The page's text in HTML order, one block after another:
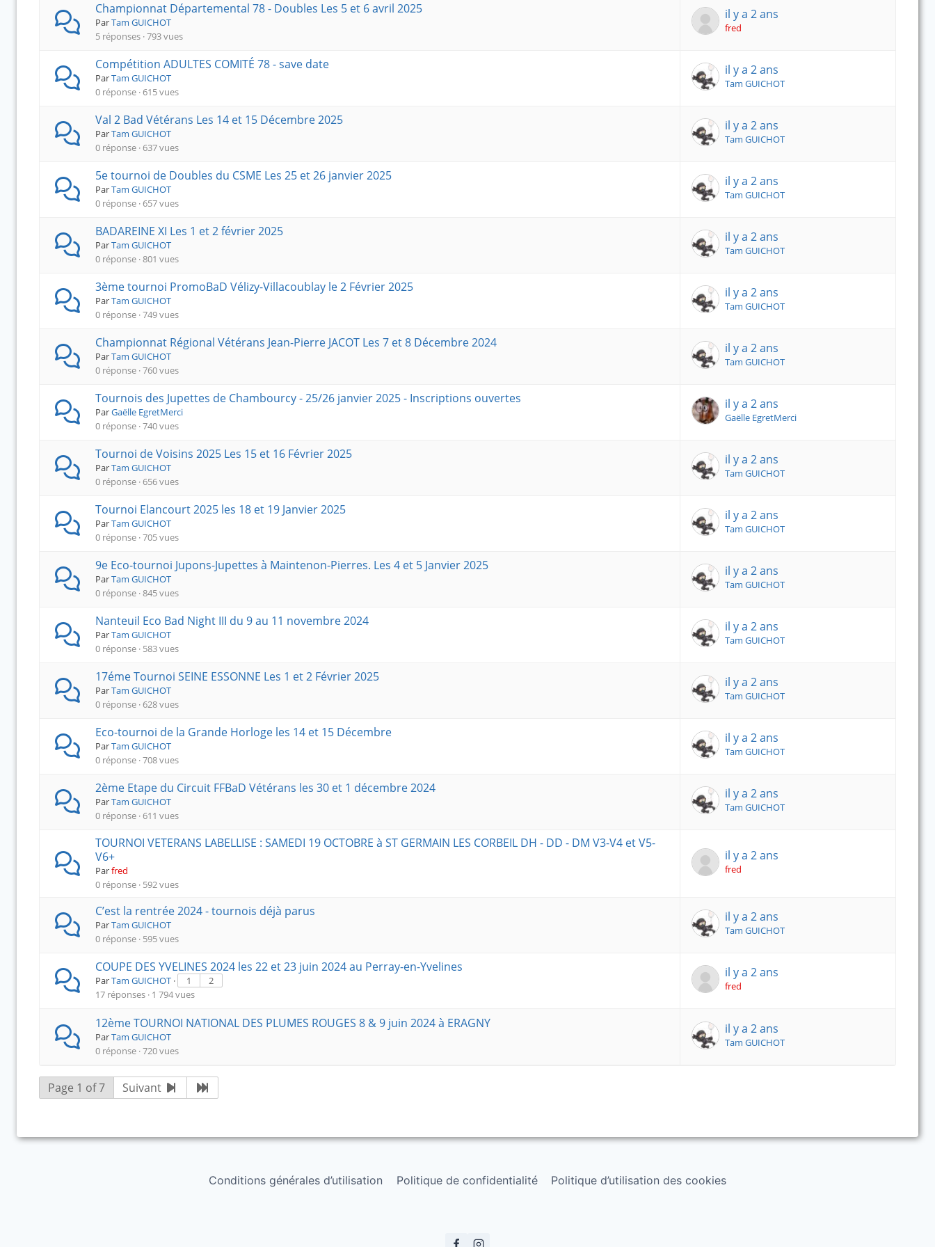
Championnat Départemental 78 - Doubles Les 5 et 6 avril 2025
ParTam GUICHOT
5 réponses · 793 vues
il y a 2 ans
fred
Compétition ADULTES COMITÉ 78 - save date
ParTam GUICHOT
0 réponse · 615 vues
il y a 2 ans
Tam GUICHOT
Val 2 Bad Vétérans Les 14 et 15 Décembre 2025
ParTam GUICHOT
0 réponse · 637 vues
il y a 2 ans
Tam GUICHOT
5e tournoi de Doubles du CSME Les 25 et 26 janvier 2025
ParTam GUICHOT
0 réponse · 657 vues
il y a 2 ans
Tam GUICHOT
BADAREINE XI Les 1 et 2 février 2025
ParTam GUICHOT
0 réponse · 801 vues
il y a 2 ans
Tam GUICHOT
3ème tournoi PromoBaD Vélizy-Villacoublay le 2 Février 2025
ParTam GUICHOT
0 réponse · 749 vues
il y a 2 ans
Tam GUICHOT
Championnat Régional Vétérans Jean-Pierre JACOT Les 7 et 8 Décembre 2024
ParTam GUICHOT
0 réponse · 760 vues
il y a 2 ans
Tam GUICHOT
Tournois des Jupettes de Chambourcy - 25/26 janvier 2025 - Inscriptions ouvertes
ParGaëlle EgretMerci
0 réponse · 740 vues
il y a 2 ans
Gaëlle EgretMerci
Tournoi de Voisins 2025 Les 15 et 16 Février 2025
ParTam GUICHOT
0 réponse · 656 vues
il y a 2 ans
Tam GUICHOT
Tournoi Elancourt 2025 les 18 et 19 Janvier 2025
ParTam GUICHOT
0 réponse · 705 vues
il y a 2 ans
Tam GUICHOT
9e Eco-tournoi Jupons-Jupettes à Maintenon-Pierres. Les 4 et 5 Janvier 2025
ParTam GUICHOT
0 réponse · 845 vues
il y a 2 ans
Tam GUICHOT
Nanteuil Eco Bad Night III du 9 au 11 novembre 2024
ParTam GUICHOT
0 réponse · 583 vues
il y a 2 ans
Tam GUICHOT
17éme Tournoi SEINE ESSONNE Les 1 et 2 Février 2025
ParTam GUICHOT
0 réponse · 628 vues
il y a 2 ans
Tam GUICHOT
Eco-tournoi de la Grande Horloge les 14 et 15 Décembre
ParTam GUICHOT
0 réponse · 708 vues
il y a 2 ans
Tam GUICHOT
2ème Etape du Circuit FFBaD Vétérans les 30 et 1 décembre 2024
ParTam GUICHOT
0 réponse · 611 vues
il y a 2 ans
Tam GUICHOT
TOURNOI VETERANS LABELLISE : SAMEDI 19 OCTOBRE à ST GERMAIN LES CORBEIL DH - DD - DM V3-V4 et V5-
V6+
Parfred
0 réponse · 592 vues
il y a 2 ans
fred
C’est la rentrée 2024 - tournois déjà parus
ParTam GUICHOT
0 réponse · 595 vues
il y a 2 ans
Tam GUICHOT
COUPE DES YVELINES 2024 les 22 et 23 juin 2024 au Perray-en-Yvelines
ParTam GUICHOT · 1
2
17 réponses · 1 794 vues
il y a 2 ans
fred
12ème TOURNOI NATIONAL DES PLUMES ROUGES 8 & 9 juin 2024 à ERAGNY
ParTam GUICHOT
0 réponse · 720 vues
il y a 2 ans
Tam GUICHOT
Page 1 of 7 Suivant
Conditions générales d’utilisation Politique de confidentialité Politique d’utilisation des cookies